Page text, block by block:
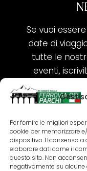
Per fornire le migliori
cookie per memorizzare
dispositivo. Il consenso a
elaborare dati come il
questo sito. Non
negativamente su alcune
Se vuoi
date di
tutte le
eventi,